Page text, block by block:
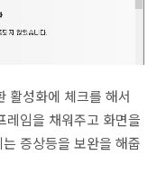
활성화에 체크를 해서
레임을 채워주고 화면을
증상등을 보완을 해줍